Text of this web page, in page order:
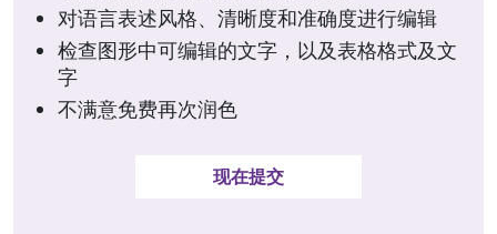
对语言表述风格、清晰度和准确度进行编辑
检查图形中可编辑的文字，以及表格格式及文
字
不满意免费再次润色
现在提交